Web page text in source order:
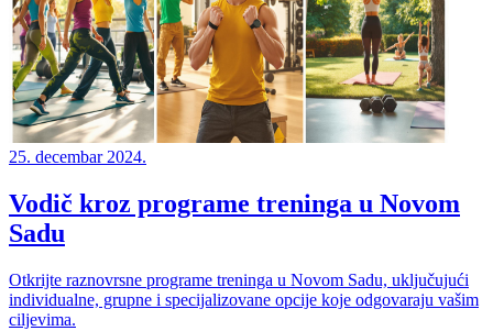
25. decembar 2024.
Vodič kroz programe treninga u Novom
Sadu
Otkrijte raznovrsne programe treninga u Novom Sadu, uključujući
individualne, grupne i specijalizovane opcije koje odgovaraju vašim
ciljevima.